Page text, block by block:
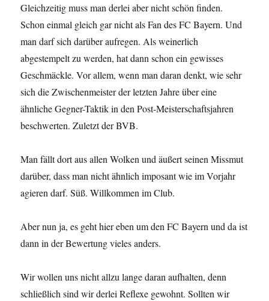
Gleichzeitig muss man derlei aber nicht schön finden.
Schon einmal gleich gar nicht als Fan des FC Bayern. Und
man darf sich darüber aufregen. Als weinerlich
abgestempelt zu werden, hat dann schon ein gewisses
Geschmäckle. Vor allem, wenn man daran denkt, wie sehr
sich die Zwischenmeister der letzten Jahre über eine
ähnliche Gegner-Taktik in den Post-Meisterschaftsjahren
beschwerten. Zuletzt der BVB.
Man fällt dort aus allen Wolken und äußert seinen Missmut
darüber, dass man nicht ähnlich imposant wie im Vorjahr
agieren darf. Süß. Willkommen im Club.
Aber nun ja, es geht hier eben um den FC Bayern und da ist
dann in der Bewertung vieles anders.
Wir wollen uns nicht allzu lange daran aufhalten, denn
schließlich sind wir derlei Reflexe gewohnt. Sollten wir